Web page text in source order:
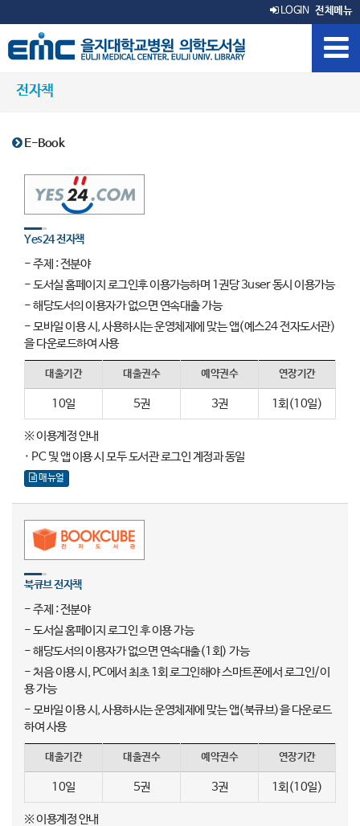
LOGIN 전체메뉴
전자책
E-Book
Yes24 전자책
- 주제 : 전분야
- 도서실 홈페이지 로그인후 이용가능하며 1권당 3user 동시 이용가능
- 해당도서의 이용자가 없으면 연속대출 가능
- 모바일 이용 시, 사용하시는 운영체제에 맞는 앱(예스24 전자도서관)
을 다운로드하여 사용
대출기간 대출권수 예약권수 연장기간
10일 5권 3권 1회(10일)
※ 이용계정 안내
· PC 및 앱 이용 시 모두 도서관 로그인 계정과 동일
매뉴얼
북큐브 전자책
- 주제 : 전분야
- 도서실 홈페이지 로그인 후 이용 가능
- 해당도서의 이용자가 없으면 연속대출(1회) 가능
- 처음 이용 시, PC에서 최초 1회 로그인해야 스마트폰에서 로그인/이
용 가능
- 모바일 이용 시, 사용하시는 운영체제에 맞는 앱(북큐브)을 다운로드
하여 사용
대출기간 대출권수 예약권수 연장기간
10일 5권 3권 1회(10일)
※ 이용계정 안내